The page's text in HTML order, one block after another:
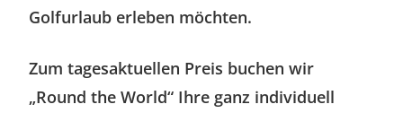
Golfurlaub erleben möchten.
Zum tagesaktuellen Preis buchen wir
„Round the World“ Ihre ganz individuell